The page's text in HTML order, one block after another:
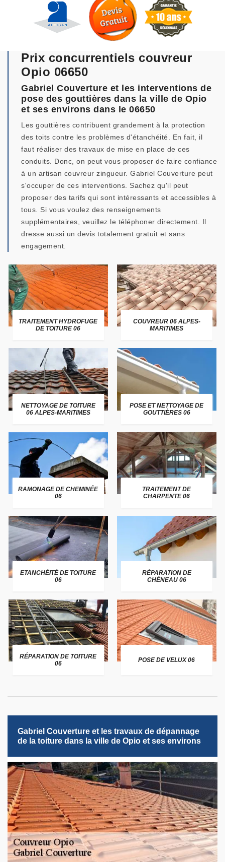
Prix concurrentiels couvreur
Opio 06650
Gabriel Couverture et les interventions de
pose des gouttières dans la ville de Opio
et ses environs dans le 06650
Les gouttières contribuent grandement à la protection
des toits contre les problèmes d'étanchéité. En fait, il
faut réaliser des travaux de mise en place de ces
conduits. Donc, on peut vous proposer de faire confiance
à un artisan couvreur zingueur. Gabriel Couverture peut
s'occuper de ces interventions. Sachez qu'il peut
proposer des tarifs qui sont intéressants et accessibles à
tous. Si vous voulez des renseignements
supplémentaires, veuillez le téléphoner directement. Il
dresse aussi un devis totalement gratuit et sans
engagement.
TRAITEMENT HYDROFUGE
DE TOITURE 06
COUVREUR 06 ALPES-
MARITIMES
NETTOYAGE DE TOITURE
06 ALPES-MARITIMES
POSE ET NETTOYAGE DE
GOUTTIÈRES 06
RAMONAGE DE CHEMINÉE
06
TRAITEMENT DE
CHARPENTE 06
ETANCHÉITÉ DE TOITURE
06
RÉPARATION DE
CHÉNEAU 06
RÉPARATION DE TOITURE
06
POSE DE VELUX 06
Gabriel Couverture et les travaux de dépannage
de la toiture dans la ville de Opio et ses environs